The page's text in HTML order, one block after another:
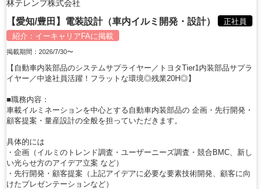
林テレンプ株式会社
【愛知/豊田】電装設計（車内イルミ開発・設計）
正社員
紹介： イーキャリアFAに掲載
掲載期間：2026/7/30〜
【自動車内装部品のシステムサプライヤー／トヨタTier1内装部品サプラ
イヤー／中途社員活躍！フラットな環境◎残業20H◎】
■職務内容：
車載イルミネーションを中心とする自動車内装部品の 企画・先行開発・
顧客提案・量産設計の全般を担っていただきます。
具体的には
・企画（イルミのトレンド調査・ユーザーニーズ調査・競合BMC、新し
い光らせ方のアイデア立案 など）
・先行開発・顧客提案（上記アイデアに必要な要素技術開発、顧客に向
けたプレゼンテーションなど）